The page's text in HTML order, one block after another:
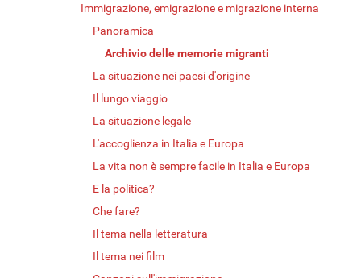
Immigrazione, emigrazione e migrazione interna
Panoramica
Archivio delle memorie migranti
La situazione nei paesi d'origine
Il lungo viaggio
La situazione legale
L'accoglienza in Italia e Europa
La vita non è sempre facile in Italia e Europa
E la politica?
Che fare?
Il tema nella letteratura
Il tema nei film